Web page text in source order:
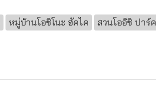
หมู่บ้านโอชิโนะ ฮัคไค
สวนโออิชิ ปาร์ค